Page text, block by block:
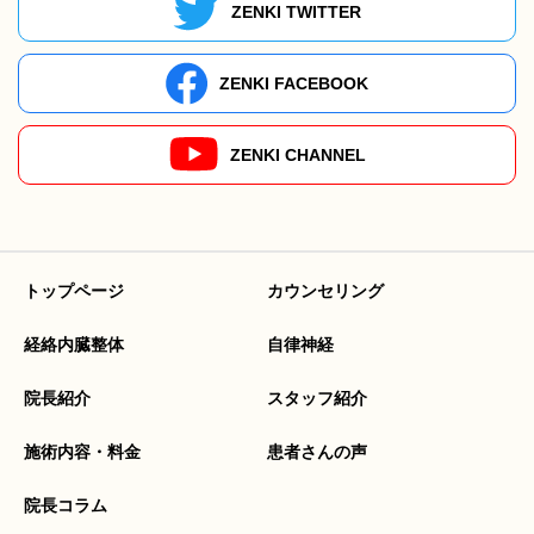
ZENKI TWITTER
ZENKI FACEBOOK
ZENKI CHANNEL
トップページ カウンセリング
経絡内臓整体 自律神経
院長紹介 スタッフ紹介
施術内容・料金 患者さんの声
院長コラム